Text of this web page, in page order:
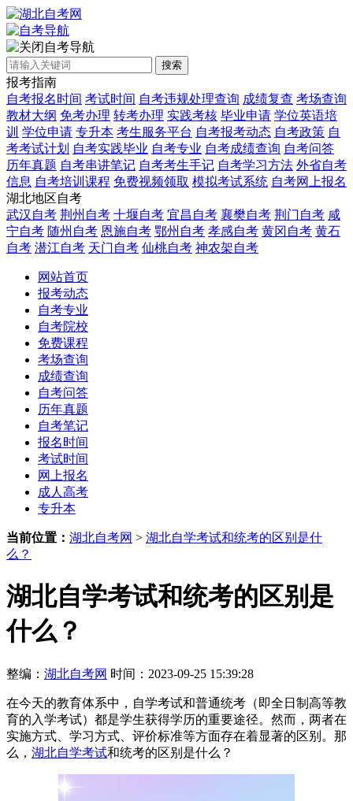
自考导航
搜索
报考指南
自考报名时间 考试时间 自考违规处理查询 成绩复查 考场查询
教材大纲 免考办理 转考办理 实践考核 毕业申请 学位英语培
训 学位申请 专升本 考生服务平台 自考报考动态 自考政策 自
考考试计划 自考实践毕业 自考专业 自考成绩查询 自考问答
历年真题 自考串讲笔记 自考考生手记 自考学习方法 外省自考
信息 自考培训课程 免费视频领取 模拟考试系统 自考网上报名
湖北地区自考
武汉自考 荆州自考 十堰自考 宜昌自考 襄樊自考 荆门自考 咸
宁自考 随州自考 恩施自考 鄂州自考 孝感自考 黄冈自考 黄石
自考 潜江自考 天门自考 仙桃自考 神农架自考
网站首页
报考动态
自考专业
自考院校
免费课程
考场查询
成绩查询
自考问答
历年真题
自考笔记
报名时间
考试时间
网上报名
成人高考
专升本
当前位置： 湖北自考网 > 湖北自学考试和统考的区别是什
么？
湖北自学考试和统考的区别是
什么？
整编： 湖北自考网 时间：2023-09-25 15:39:28
在今天的教育体系中，自学考试和普通统考（即全日制高等教
育的入学考试）都是学生获得学历的重要途径。然而，两者在
实施方式、学习方式、评价标准等方面存在着显著的区别。那
么， 湖北自学考试和统考的区别是什么？